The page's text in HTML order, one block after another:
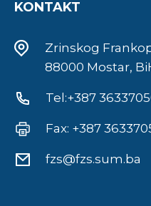
KONTAKT
Zrinskog
88000 Mostar,
Tel:+387
Fax: +387
fzs@fzs.sum.ba